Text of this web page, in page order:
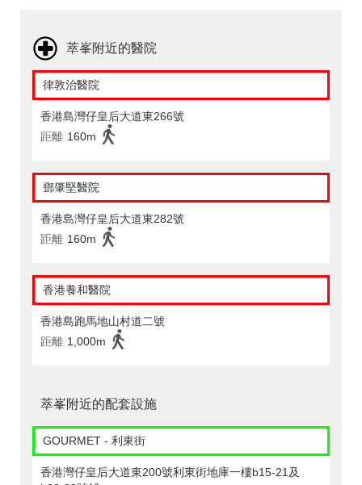
萃峯附近的醫院
律敦治醫院
香港島灣仔皇后大道東266號
距離 160m
鄧肇堅醫院
香港島灣仔皇后大道東282號
距離 160m
香港養和醫院
香港島跑馬地山村道二號
距離 1,000m
萃峯附近的配套設施
GOURMET - 利東街
香港灣仔皇后大道東200號利東街地庫一樓b15-21及